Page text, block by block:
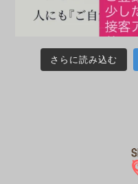
さらに読み込む